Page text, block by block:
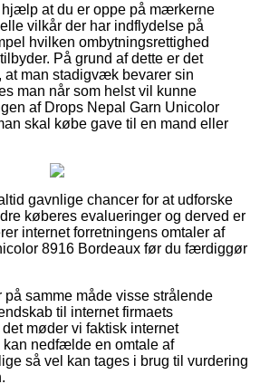
hjælp at du er oppe på mærkerne
vilkår der har indflydelse på
hvilken ombytningsrettighed
På grund af dette er det
at man stadigvæk bevarer sin
man når som helst vil kunne
af Drops Nepal Garn Unicolor
skal købe gave til en mand eller
gavnlige chancer for at udforske
køberes evalueringer og derved er
internet forretningens omtaler af
8916 Bordeaux før du færdiggør
på samme måde visse strålende
til internet firmaets
møder vi faktisk internet
kan nedfælde en omtale af
så vel kan tages i brug til vurdering